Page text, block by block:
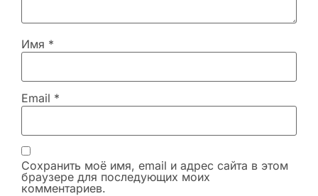
Имя *
Email *
Сохранить моё имя, email и адрес сайта в этом
браузере для последующих моих
комментариев.